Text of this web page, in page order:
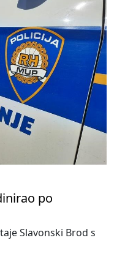
po
Slavonski Brod s